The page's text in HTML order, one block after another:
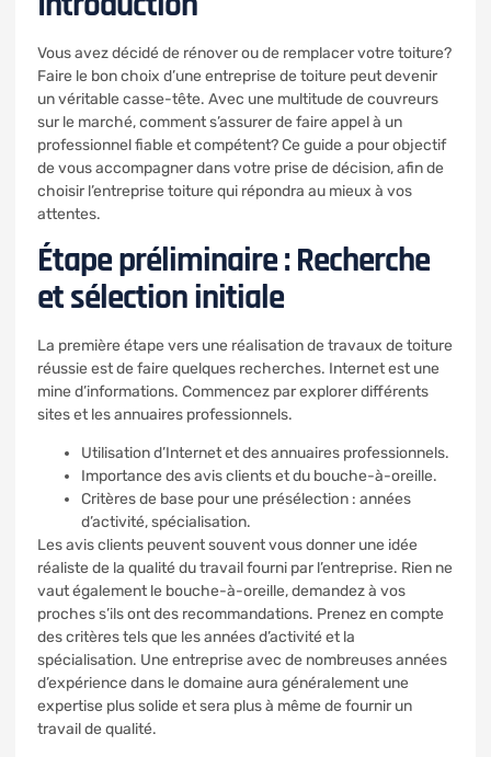
Vous avez décidé de rénover ou de remplacer votre toiture?
Faire le bon choix d’une entreprise de toiture peut devenir
un véritable casse-tête. Avec une multitude de couvreurs
sur le marché, comment s’assurer de faire appel à un
professionnel fiable et compétent? Ce guide a pour objectif
de vous accompagner dans votre prise de décision, afin de
choisir l’entreprise toiture qui répondra au mieux à vos
attentes.
Étape préliminaire : Recherche
et sélection initiale
La première étape vers une réalisation de travaux de toiture
réussie est de faire quelques recherches. Internet est une
mine d’informations. Commencez par explorer différents
sites et les annuaires professionnels.
Utilisation d’Internet et des annuaires professionnels.
Importance des avis clients et du bouche-à-oreille.
Critères de base pour une présélection : années
d’activité, spécialisation.
Les avis clients peuvent souvent vous donner une idée
réaliste de la qualité du travail fourni par l’entreprise. Rien ne
vaut également le bouche-à-oreille, demandez à vos
proches s’ils ont des recommandations. Prenez en compte
des critères tels que les années d’activité et la
spécialisation. Une entreprise avec de nombreuses années
d’expérience dans le domaine aura généralement une
expertise plus solide et sera plus à même de fournir un
travail de qualité.